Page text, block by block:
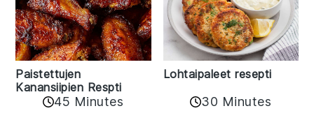
Paistettujen
Kanansiipien Respti
45 Minutes
Lohtaipaleet resepti
30 Minutes